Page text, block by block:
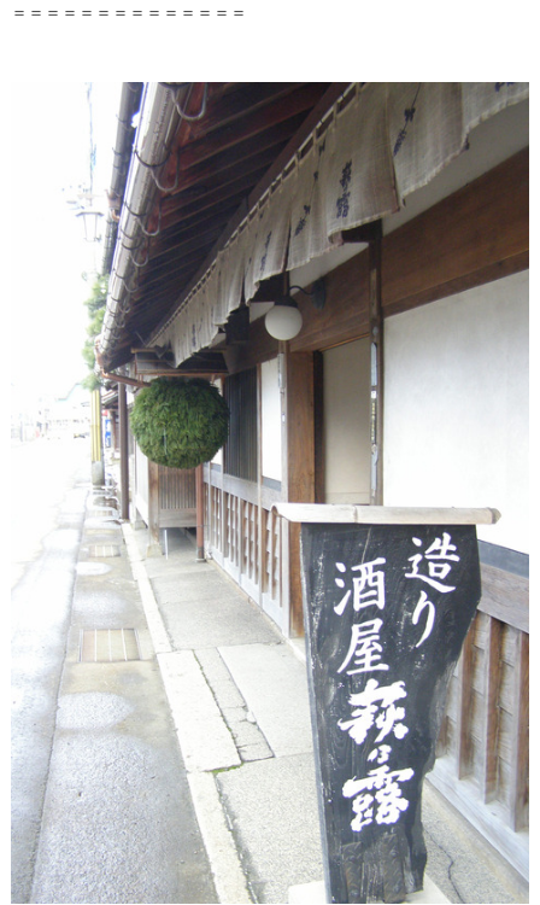
＝＝＝＝＝＝＝＝＝＝＝＝＝＝